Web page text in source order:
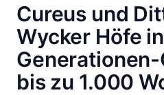
Cureus und
Wycker Höfe
bis zu 1.000